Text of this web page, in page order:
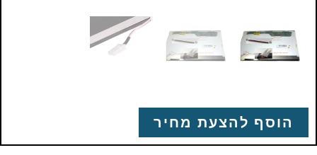
הוסף להצעת מחיר